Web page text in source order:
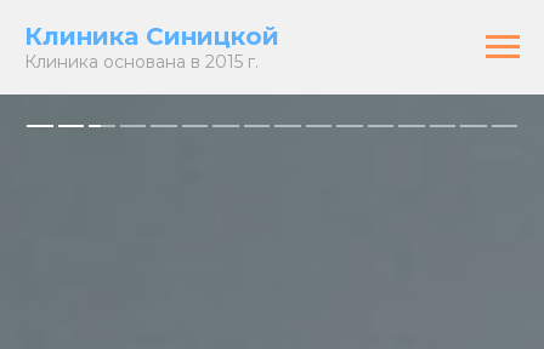
Клиника Синицкой
Клиника основана в 2015 г.